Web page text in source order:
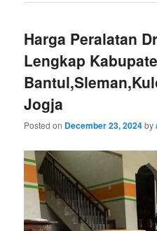
Harga Peralatan
Lengkap
Jogja
Posted on December 23, 2024by